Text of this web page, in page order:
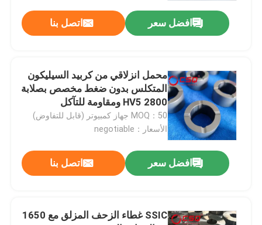
محامل كربيد السيليكون
تحمل انزلاق السيراميك
محامل أسطوانية من السيراميك
محمل اقتحام السيراميك
سيراميك إنشائي متقدم
كرة نيتريد السيليكون
افضل سعر اتصل بنا
محمل انزلاقي من كربيد السيليكون
المتكلس بدون ضغط مخصص بصلابة
2800 HV5 ومقاومة للتآكل
MOQ：50 جهاز كمبيوتر (قابل للتفاوض)
الأسعار：negotiable
افضل سعر اتصل بنا
SSIC غطاء الزحف المزلق مع 1650